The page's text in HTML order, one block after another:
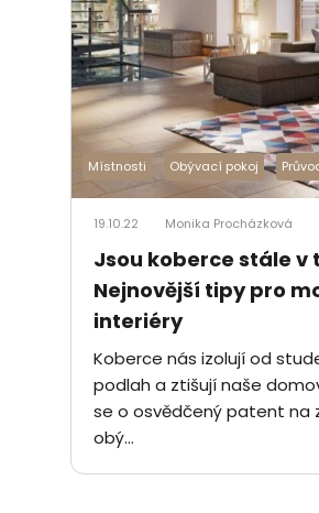
Místnosti Obývací pokoj
19.10.22 Monika Procházková
Jsou koberce stále v
Nejnovější tipy pro
interiéry
Koberce nás izolují od
podlah a ztišují naše
se o osvědčený patent na
obý...